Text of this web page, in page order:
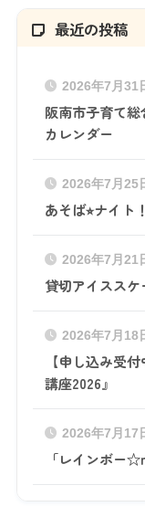
最近の投稿
2026年7月31
阪南市子育て
カレンダー
2026年7月25
あそば⭐︎ナイト
2026年7月21
貸切アイススケ
2026年7月18
【申し込み受
講座2026』
2026年7月17
「レインボー